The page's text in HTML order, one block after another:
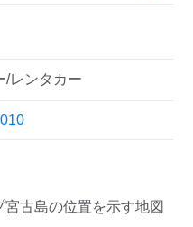
/レンタカー